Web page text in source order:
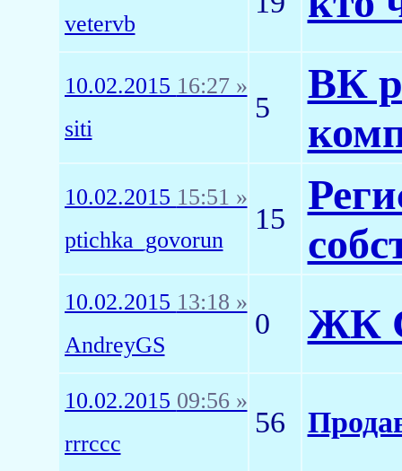
vetervb
10.02.2015 16:27 »
siti
5
ВК
10.02.2015 15:51 »
ptichka_govorun
15
10.02.2015 13:18 »
AndreyGS
0 ЖК
10.02.2015 09:56 »
rrrccc
56